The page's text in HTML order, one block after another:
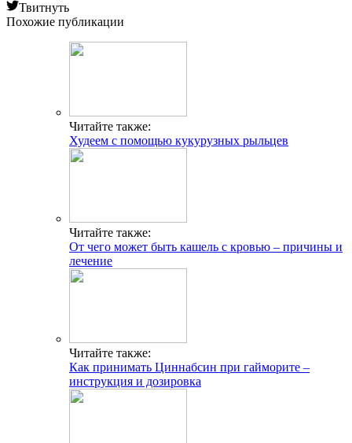
Твитнуть
Похожие публикации
Читайте также:
Худеем с помощью кукурузных рыльцев
Читайте также:
От чего может быть кашель с кровью – причины и
лечение
Читайте также:
Как принимать Циннабсин при гайморите –
инструкция и дозировка